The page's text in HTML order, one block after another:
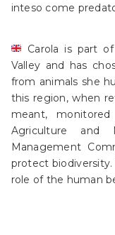
inteso come
Carola is part
Valley and has
from animals she
this region, when
meant,
Agriculture and
Management
protect biodiversity.
role of the human